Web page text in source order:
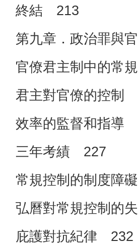
終結 213
第九章．政治罪與
官僚君主制中的常
君主對官僚的控制
效率的監督和指導
三年考績 227
常規控制的制度障
弘曆對常規控制的
庇護對抗紀律 232